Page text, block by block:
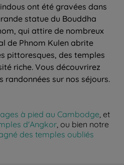
ont été gravées dans
statue du Bouddha
qui attire de nombreux
de Phnom Kulen abrite
pittoresques, des temples
riche. Vous découvrirez
randonnées sur nos séjours.
à pied au Cambodge , et
d'Angkor , ou bien notre
des temples oubliés